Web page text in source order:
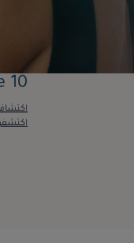
10